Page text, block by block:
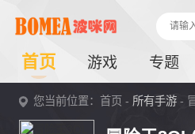
首页 游戏 专题
您当前位置：首页 - 所有手游 -